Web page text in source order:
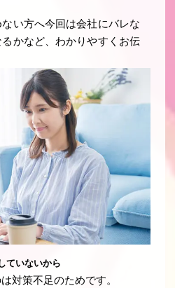
い方へ今回は会社にバレな
かなど、わかりやすくお伝
ていないから
対策不足のためです。